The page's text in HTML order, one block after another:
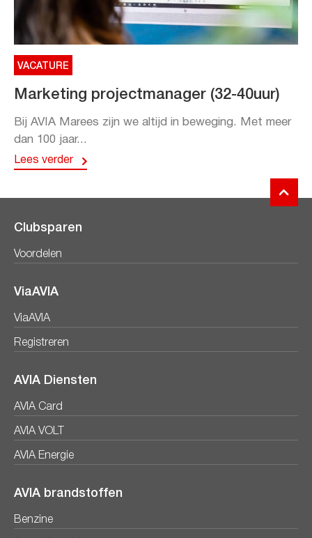
VACATURE
Marketing projectmanager (32-40uur)
Bij AVIA Marees zijn we altijd in beweging. Met meer
dan 100 jaar...
Lees verder
Clubsparen
Voordelen
ViaAVIA
ViaAVIA
Registreren
AVIA Diensten
AVIA Card
AVIA VOLT
AVIA Energie
AVIA brandstoffen
Benzine